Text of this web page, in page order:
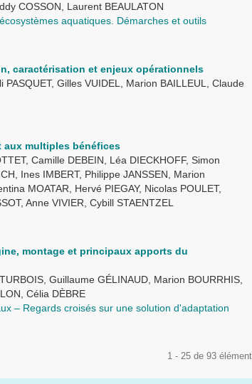
COSSON, Laurent BEAULATON
aquatiques. Démarches et outils
caractérisation et enjeux opérationnels
Gilles VUIDEL, Marion BAILLEUL, Claude
aux multiples bénéfices
Camille DEBEIN, Léa DIECKHOFF, Simon
Ines IMBERT, Philippe JANSSEN, Marion
MOATAR, Hervé PIEGAY, Nicolas POULET,
Anne VIVIER, Cybill STAENTZEL
montage et principaux apports du
Guillaume GÉLINAUD, Marion BOURRHIS,
Célia DÈBRE
– Regards croisés sur une solution d'adaptation
1 - 25 de 93